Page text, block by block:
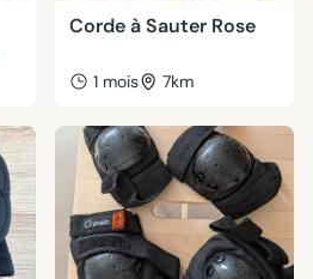
Corde à Sauter Rose
1 mois 7km